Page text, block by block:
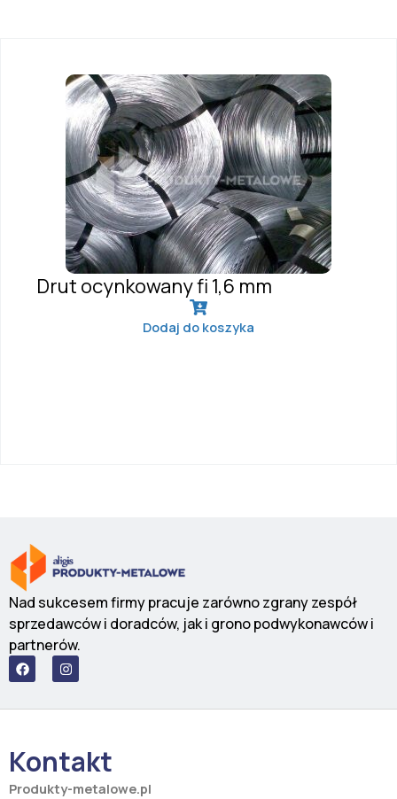
Drut ocynkowany fi 1,6 mm
Dodaj do koszyka
Nad sukcesem firmy pracuje zarówno zgrany zespół
sprzedawców i doradców, jak i grono podwykonawców i
partnerów.
F
a
c
b
k
I
n
s
a
a
m
Kontakt
Produkty-metalowe.pl